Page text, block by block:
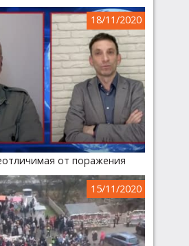
18/11/2020
от поражения
15/11/2020